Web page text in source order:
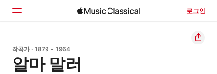
로그인
홈
둘러보기
작곡가 · 1879 - 1964
알마 말러